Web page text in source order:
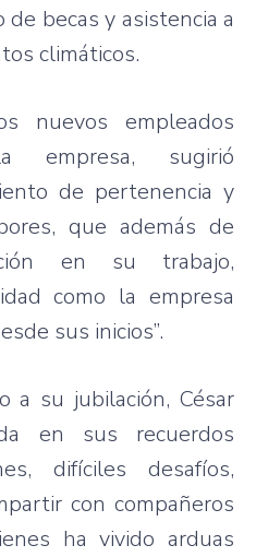
becas y asistencia a
climáticos.
nuevos empleados
empresa, sugirió
de pertenencia y
que además de
en su trabajo,
como la empresa
sus inicios”.
a su jubilación, César
en sus recuerdos
difíciles desafíos,
con compañeros
ha vivido arduas